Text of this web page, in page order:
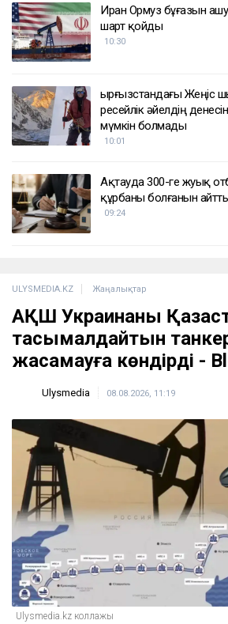
Иран Ормуз бұғазын ашу
шарт қойды
10:30
Қырғызстандағы Жеңіс
ресейлік әйелдің
мүмкін болмады
10:01
Ақтауда 300-ге жуық
құрбаны болғанын
09:24
ULYSMEDIA.KZ Жаңалықтар
АҚШ Украинаны
тасымалдайтын
жасамауға көндірді -
Ulysmedia 08.08.2026, 11:19
Ulysmedia.kz коллажы